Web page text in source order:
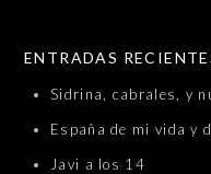
ENTRADAS
Sidrina, cabrales, y
España de mi vida y
Javi a los 14